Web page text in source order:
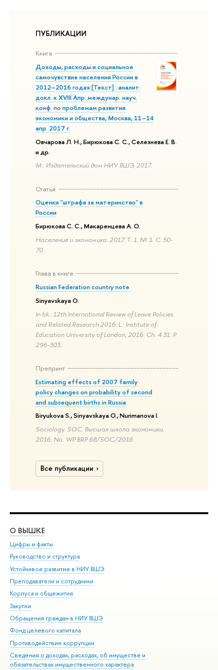
ПУБЛИКАЦИИ
Книга
Доходы, расходы и социальное
самочувствие населения России в
2012–2016 годах [Текст] : аналит.
докл. к XVIII Апр. междунар. науч.
конф. по проблемам развития
экономики и общества, Москва, 11–14
апр. 2017 г.
Овчарова Л. Н., Бирюкова С. С., Селезнева Е. В.
и др.
М.: Издательский дом НИУ ВШЭ, 2017.
Статья
Оценки "штрафа за материнство" в
России
Бирюкова С. С., Макаренцева А. О.
Население и экономика. 2017. Т. 1. № 1. С. 50-
70.
Глава в книге
Russian Federation country note
Sinyavskaya O.
In bk.: 12th International Review of Leave Policies
and Related Research 2016. L.: Institute of
Education University of London, 2016. Ch. 4.31. P.
296-303.
Препринт
Estimating effects of 2007 family
policy changes on probability of second
and subsequent births in Russia
Biryukova S., Sinyavskaya O., Nurimanova I.
Sociology. SOC. Высшая школа экономики,
2016. No. WP BRP 68/SOC/2016.
Все публикации
О ВЫШКЕ
Цифры и факты
Руководство и структура
Устойчивое развитие в НИУ ВШЭ
Преподаватели и сотрудники
Корпуса и общежития
Закупки
Обращения граждан в НИУ ВШЭ
Фонд целевого капитала
Противодействие коррупции
Сведения о доходах, расходах, об имуществе и
обязательствах имущественного характера